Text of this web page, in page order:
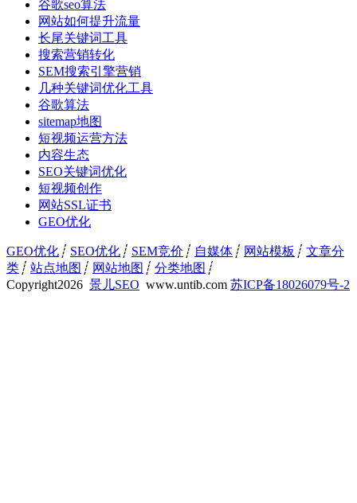
谷歌seo算法
网站如何提升流量
长尾关键词工具
搜索营销转化
SEM搜索引擎营销
几种关键词优化工具
谷歌算法
sitemap地图
短视频运营方法
内容生态
SEO关键词优化
短视频创作
网站SSL证书
GEO优化
GEO优化 ┊ SEO优化 ┊ SEM竞价 ┊ 自媒体 ┊ 网站模板 ┊ 文章分
类 ┊ 站点地图 ┊ 网站地图 ┊ 分类地图 ┊
Copyright2026 景儿SEO www.untib.com 苏ICP备18026079号-2